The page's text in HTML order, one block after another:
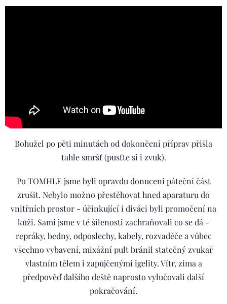
Bohužel po pěti minutách od dokončení příprav přišla
tahle smršť (pusťte si i zvuk).
Po TOMHLE jsme byli opravdu donuceni páteční část
zrušit. Nebylo možno přestěhovat hned aparaturu do
vnitřních prostor - účinkující i diváci byli promočení na
kůži. Sami jsme v té šílenosti zachraňovali co se dá -
repráky, bedny, odposlechy, kabely, rozvaděče a vůbec
všechno vybavení, mixážní pult bránil statečný zvukař
vlastním tělem i zapůjčenými igelity. Vítr, zima a
předpověď dalšího deště naprosto vylučovali další
pokračování.